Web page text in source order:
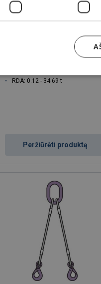
RDA: 0.12 - 34.69 t
Peržiūrėti produktą